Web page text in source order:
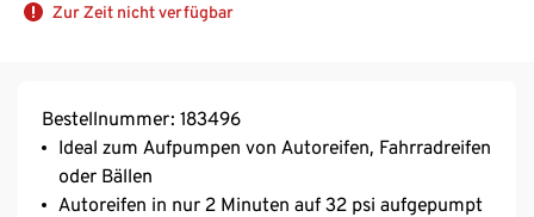
Zur Zeit nicht verfügbar
Bestellnummer: 183496
Ideal zum Aufpumpen von Autoreifen, Fahrradreifen
oder Bällen
Autoreifen in nur 2 Minuten auf 32 psi aufgepumpt